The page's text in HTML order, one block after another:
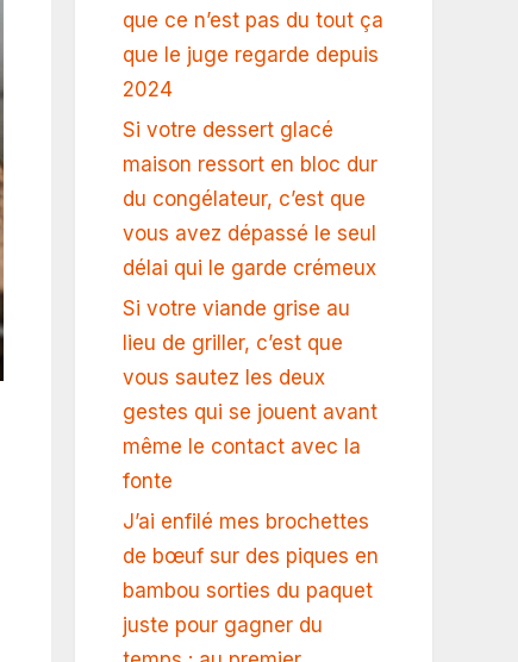
que ce n’est pas du tout ça
que le juge regarde depuis
2024
Si votre dessert glacé
maison ressort en bloc dur
du congélateur, c’est que
vous avez dépassé le seul
délai qui le garde crémeux
Si votre viande grise au
lieu de griller, c’est que
vous sautez les deux
gestes qui se jouent avant
même le contact avec la
fonte
J’ai enfilé mes brochettes
de bœuf sur des piques en
bambou sorties du paquet
juste pour gagner du